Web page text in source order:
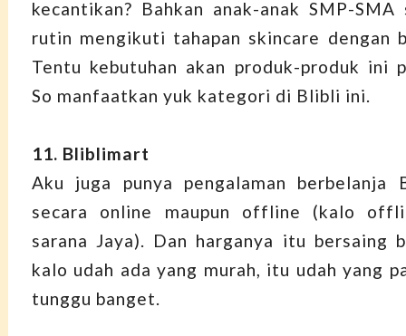
kecantikan? Bahkan anak-anak SMP-
rutin mengikuti tahapan skincare dengan
Tentu kebutuhan akan produk-produk ini
So manfaatkan yuk kategori di Blibli ini.
11. Bliblimart
Aku juga punya pengalaman berbelanja
secara online maupun offline (kalo
sarana Jaya). Dan harganya itu bersaing
kalo udah ada yang murah, itu udah yang
tunggu banget.